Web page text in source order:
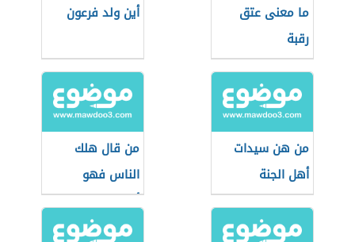
ما معنى عتق
رقبة
أين ولد فرعون
من هن سيدات
أهل الجنة
من قال هلك
الناس فهو
أهلكهم